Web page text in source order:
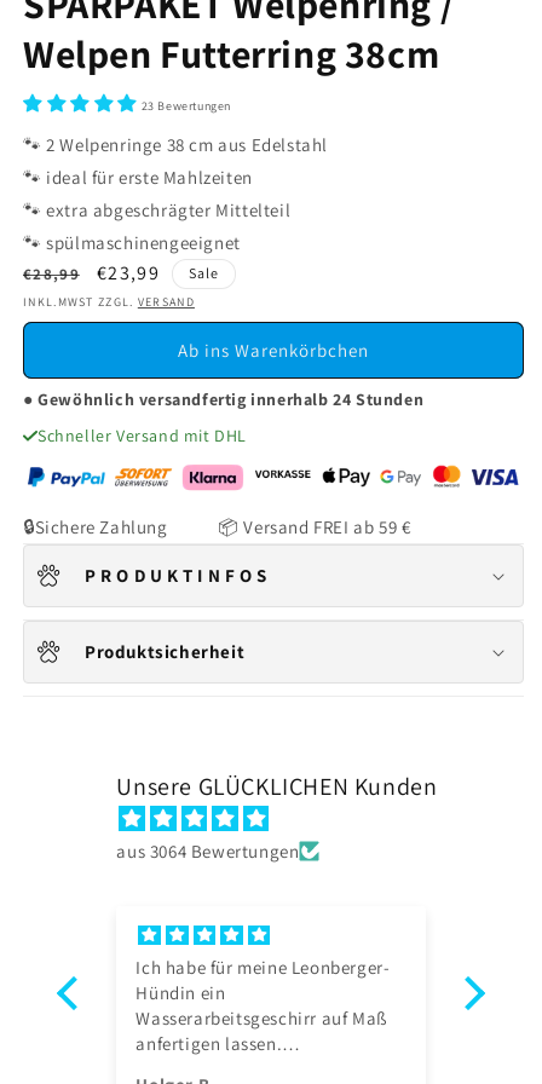
öffnen
öffnen
Welpen Futterring 38cm
23 Bewertungen
🐾 2 Welpenringe 38 cm aus Edelstahl
🐾 ideal für erste Mahlzeiten
🐾 extra abgeschrägter Mittelteil
🐾 spülmaschinengeeignet
Normaler
Preis
€28,99 Verkaufspreis
€23,99 Sale
INKL.MWST ZZGL. VERSAND
Ab ins Warenkörbchen
● Gewöhnlich versandfertig innerhalb 24 Stunden
Schneller Versand mit DHL
🔒Sichere Zahlung 📦 Versand FREI ab 59 €
P R O D U K T I N F O S
Produktsicherheit
Unsere GLÜCKLICHEN Kunden
aus 3064 Bewertungen
Ich habe für meine Leonberger-
Hündin ein
Wasserarbeitsgeschirr auf Maß
anfertigen lassen.